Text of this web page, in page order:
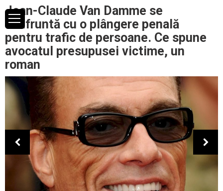
Jean-Claude Van Damme se
confruntă cu o plângere penală
pentru trafic de persoane. Ce spune
avocatul presupusei victime, un
roman